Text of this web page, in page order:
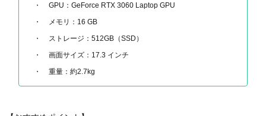
GPU：GeForce RTX 3060 Laptop GPU
メモリ：16 GB
ストレージ：512GB（SSD）
画面サイズ：‎17.3 インチ
重量：約2.7kg